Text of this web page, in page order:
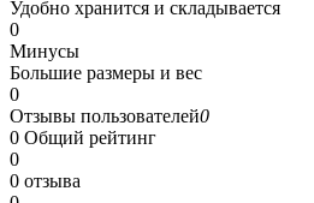
Удобно хранится и складывается
0
Минусы
Большие размеры и вес
0
Отзывы пользователей0
0 Общий рейтинг
0
0 отзыва